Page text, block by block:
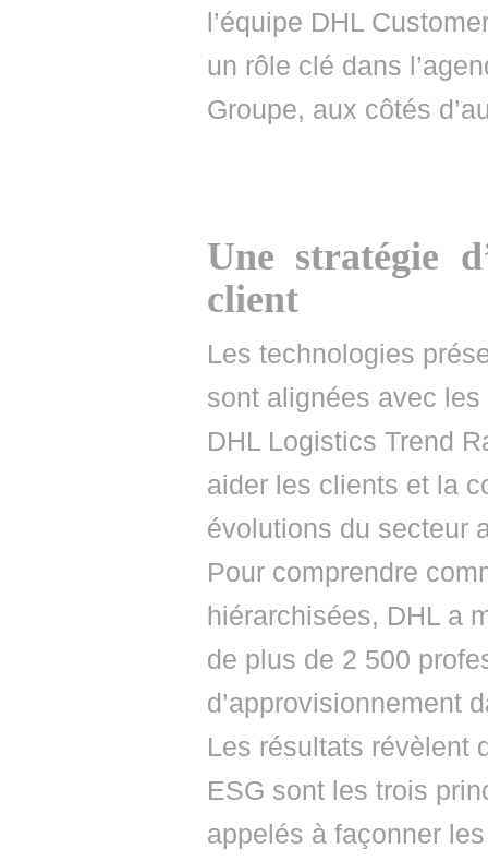
l’équipe DHL
un rôle clé dans
Groupe, aux côtés
Une stratégie
client
Les technologies
sont alignées avec
DHL Logistics Trend
aider les clients et la
évolutions du secteur
Pour comprendre
hiérarchisées, DHL a
de plus de 2 500
d’approvisionnement
Les résultats révèlent
ESG sont les trois
appelés à façonner